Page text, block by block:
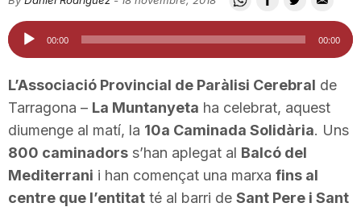
C
i
u
t
Reproductor
d'àudio
00:00 00:00
L’Associació Provincial de Paràlisi Cerebral de
Tarragona – La Muntanyeta ha celebrat, aquest
diumenge al matí, la 10a Caminada Solidària. Uns
800 caminadors s’han aplegat al Balcó del
Mediterrani i han començat una marxa fins al
centre que l’entitat té al barri de Sant Pere i Sant